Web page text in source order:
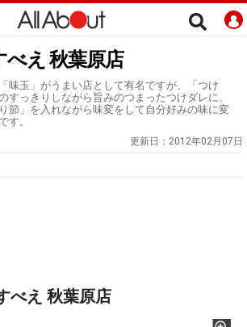
え 秋葉原店
味玉」がうまい店として有名ですが、「つけ
すっきりしながら旨みのつまったつけダレに、
節」を入れながら味変をして自分好みの味に変
す。
更新日： 2012年02月07日
べえ 秋葉原店